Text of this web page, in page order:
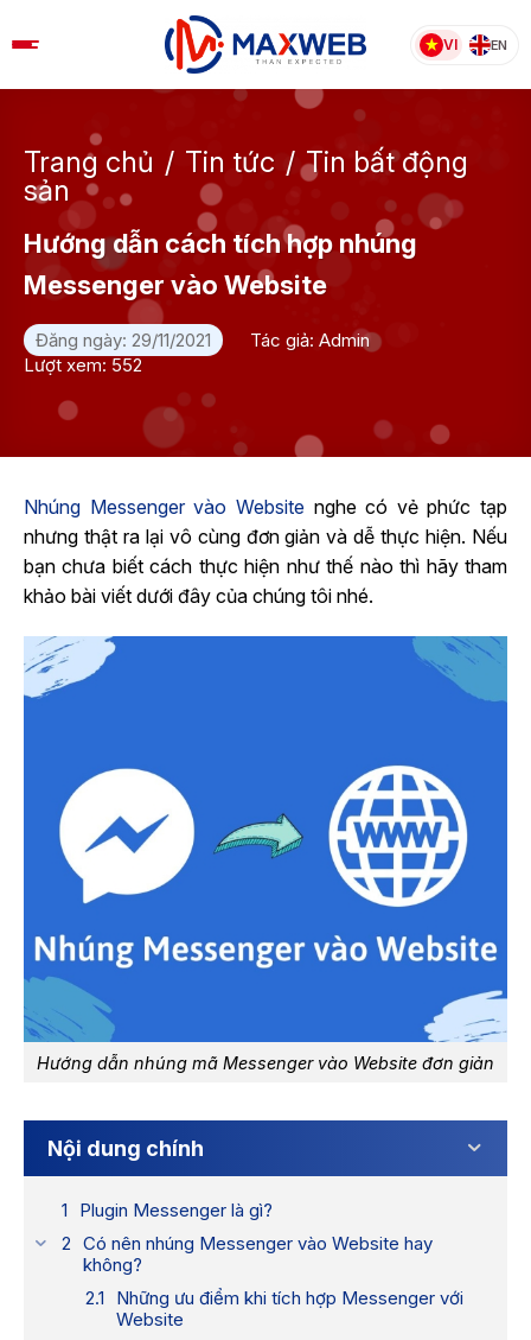
to
VI EN
Trang chủ / Tin tức / Tin bất động
sản
Hướng dẫn cách tích hợp nhúng
Messenger vào Website
Đăng ngày: 29/11/2021
Tác giả: Admin
Lượt xem: 552
Nhúng Messenger vào Websitenghe có vẻ phức tạp
nhưng thật ra lại vô cùng đơn giản và dễ thực hiện. Nếu
bạn chưa biết cách thực hiện như thế nào thì hãy tham
khảo bài viết dưới đây của chúng tôi nhé.
Hướng dẫn nhúng mã Messenger vào Website đơn giản
Nội dung chính
Plugin Messenger là gì?
Có nên nhúng Messenger vào Website hay
không?
Những ưu điểm khi tích hợp Messenger với
Website